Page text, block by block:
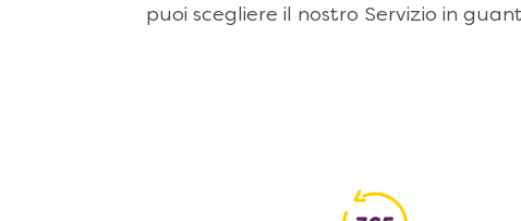
puoi scegliere il nostro Servizio in